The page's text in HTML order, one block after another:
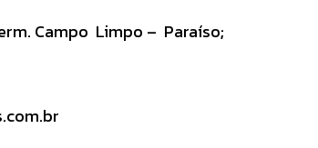
Campo Limpo – Paraíso;